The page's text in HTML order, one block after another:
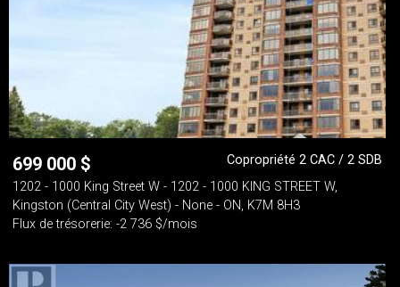
699 000 $
Copropriété 2 CAC / 2 SDB
1202 - 1000 King Street W - 1202 - 1000 KING STREET W,
Kingston (Central City West) - None - ON, K7M 8H3
Flux de trésorerie: -2 736 $/mois